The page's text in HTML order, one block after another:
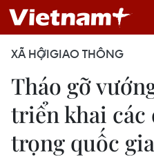
XÃ HỘIGIAO THÔNG
Tháo gỡ
triển khai các
trọng quốc